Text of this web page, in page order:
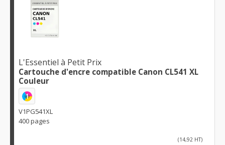
L'Essentiel à Petit Prix
Cartouche d'encre compatible Canon CL541 XL
Couleur
1
V1PG541XL
400 pages
(14,92 HT)